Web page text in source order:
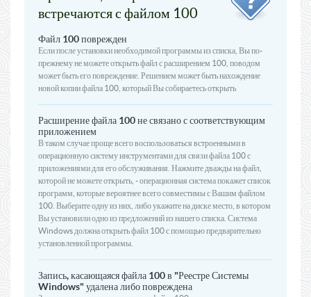
встречаются с файлом 100
Файл 100 поврежден
Если после установки необходимой программы из списка, Вы по-
прежнему не можете открыть файл с расширением 100, поводом
может быть его повреждение. Решением может быть нахождение
новой копии файла 100, который Вы собираетесь открыть
Расширение файла 100 не связано с соответствующим
приложением
В таком случае проще всего воспользоваться встроенными в
операционную систему инструментами для связи файла 100 с
приложениями для его обслуживания. Нажмите дважды на файл,
которой не можете открыть, - операционная система покажет список
программ, которые вероятнее всего совместимы с Вашим файлом
100. Выберите одну из них, либо укажите на диске место, в котором
Вы установили одно из предложений из нашего списка. Система
Windows должна открыть файл 100 с помощью предварительно
установленной программы.
Запись, касающаяся файла 100 в "Реестре Системы
Windows" удалена либо повреждена